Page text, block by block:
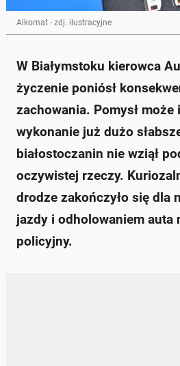
Alkomat - zdj. ilustracyjne
W Białymstoku kierowca
życzenie poniósł
zachowania. Pomysł może
wykonanie już dużo
białostoczanin nie wziął
oczywistej rzeczy.
drodze zakończyło się dla
jazdy i odholowaniem auta
policyjny.